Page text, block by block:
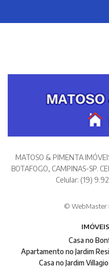
MATOSO & PIMENTA
BOTAFOGO, CAMPINAS-SP.
Celular: (19)
© WebMaster
Casa no
Apartamento no Jardim
Casa no Jardim